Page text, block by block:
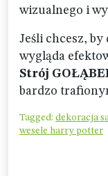
wizualnego i
Jeśli chcesz,
wygląda
Strój
bardzo
Tagged: dekoracja
wesele harry potter